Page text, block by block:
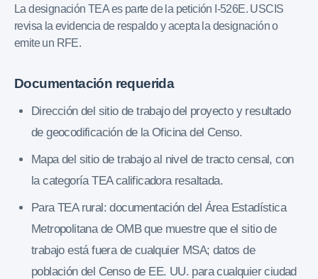
La designación TEA es parte de la petición I-526E. USCIS
revisa la evidencia de respaldo y acepta la designación o
emite un RFE.
Documentación requerida
Dirección del sitio de trabajo del proyecto y resultado
de geocodificación de la Oficina del Censo.
Mapa del sitio de trabajo al nivel de tracto censal, con
la categoría TEA calificadora resaltada.
Para TEA rural: documentación del Área Estadística
Metropolitana de OMB que muestre que el sitio de
trabajo está fuera de cualquier MSA; datos de
población del Censo de EE. UU. para cualquier ciudad